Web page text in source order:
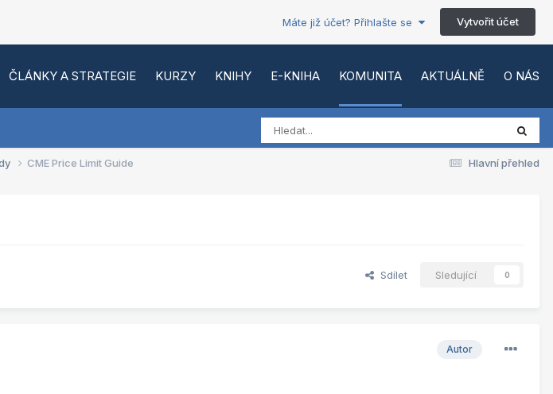
Máte již účet? Přihlašte se Vytvořit účet
ČLÁNKY A STRATEGIE KURZY KNIHY E-KNIHA KOMUNITA AKTUÁLNĚ O NÁS
Hlavní přehled
CME Price Limit Guide
Sdílet Sledující 0
Autor